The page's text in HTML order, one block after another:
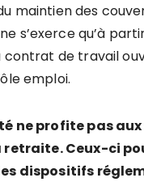
maintien des
s’exerce qu’à
contrat de travail
emploi.
ne profite pas
Ceux-ci
dispositifs